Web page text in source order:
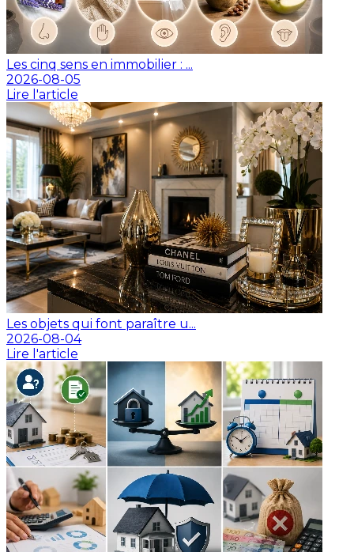
Les cinq sens en immobilier : ...
2026-08-05
Lire l'article
Les objets qui font paraître u...
2026-08-04
Lire l'article